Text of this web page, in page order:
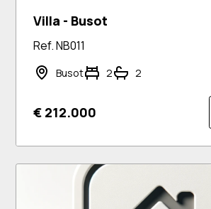
Villa - Busot
Ref. NB011
Busot 2 2
€ 212.000